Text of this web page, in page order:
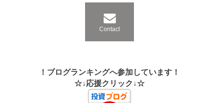
Contact
！ブログランキングへ参加しています！
☆↓応援クリック↓☆